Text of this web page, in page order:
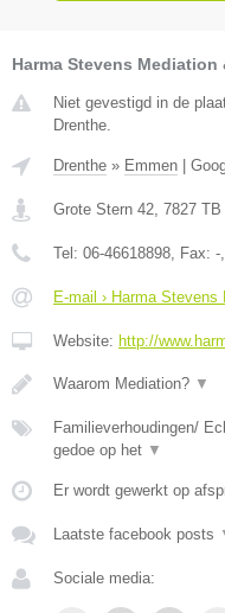
Harma Stevens
Niet gevestigd in de
Drenthe.
Drenthe » Emmen
Grote Stern 42, 7827 TB
Tel: 06-46618898, Fax: -
E-mail › Harma
Website: http://
Waarom Mediation? ▼
Familieverhoudingen/
gedoe op het ▼
Er wordt gewerkt op
Laatste facebook posts
Sociale media: